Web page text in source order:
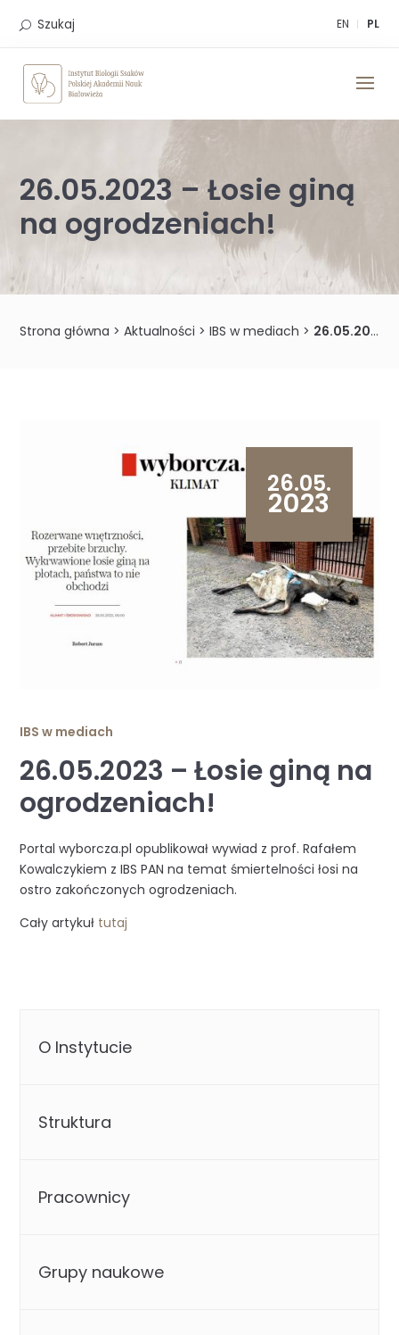
EN PL
Szukaj
26.05.2023 – Łosie giną
na ogrodzeniach!
Strona główna >Aktualności >IBS w mediach > 26.05.2023 – Łosie giną na ogrodzeniach!
26.05.
2023
IBS w mediach
26.05.2023 – Łosie giną na
ogrodzeniach!
Portal wyborcza.pl opublikował wywiad z prof. Rafałem
Kowalczykiem z IBS PAN na temat śmiertelności łosi na
ostro zakończonych ogrodzeniach.
Cały artykuł tutaj
O Instytucie
Struktura
Pracownicy
Grupy naukowe